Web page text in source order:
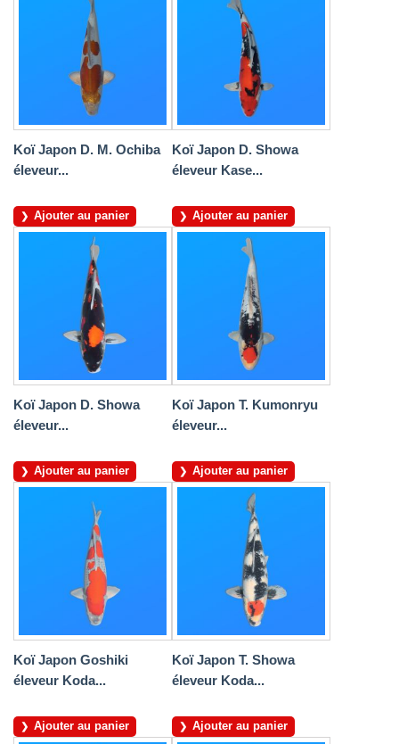
Koï Japon D. M. Ochiba
éleveur...
Ajouter au panier
Koï Japon D. Showa
éleveur Kase...
Ajouter au panier
Koï Japon D. Showa
éleveur...
Ajouter au panier
Koï Japon T. Kumonryu
éleveur...
Ajouter au panier
Koï Japon Goshiki
éleveur Koda...
Ajouter au panier
Koï Japon T. Showa
éleveur Koda...
Ajouter au panier